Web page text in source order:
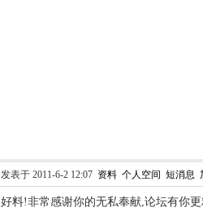
发表于 2011-6-2 12:07 资料 个人空间 短消息
好料!非常感谢你的无私奉献,论坛有你